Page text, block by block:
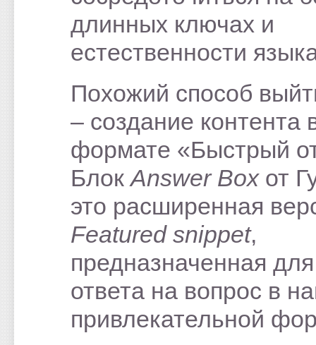
длинных ключах и
естественности
Похожий способ
– создание контента
формате «Быстрый
БлокAnswer Box от
это расширенная
Featured snippet,
предназначенная
ответа на вопрос в
привлекательной